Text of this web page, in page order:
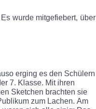
wurde mitgefiebert, über
erging es den Schülern
7. Klasse. Mit ihren
Sketchen brachten sie
zum Lachen. Am